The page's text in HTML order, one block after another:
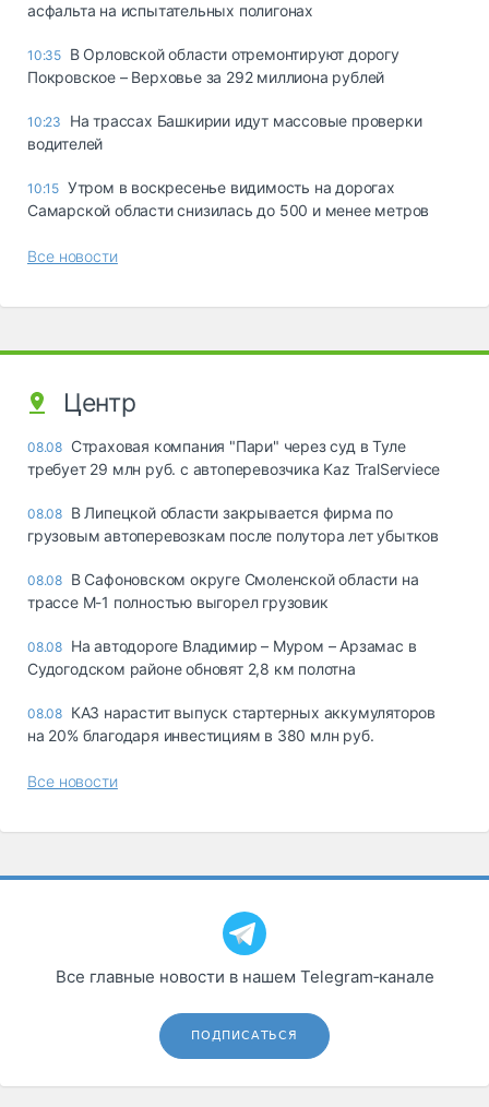
асфальта на испытательных полигонах
10:35 В Орловской области отремонтируют дорогу
Покровское – Верховье за 292 миллиона рублей
10:23
На трассах Башкирии идут массовые проверки
водителей
10:15 Утром в воскресенье видимость на дорогах
Самарской области снизилась до 500 и менее метров
Все новости
Центр
08.08 Страховая компания "Пари" через суд в Туле
требует 29 млн руб. с автоперевозчика Kaz TralServiece
08.08 В Липецкой области закрывается фирма по
грузовым автоперевозкам после полутора лет убытков
08.08 В Сафоновском округе Смоленской области на
трассе М-1 полностью выгорел грузовик
08.08 На автодороге Владимир – Муром – Арзамас в
Судогодском районе обновят 2,8 км полотна
08.08 КАЗ нарастит выпуск стартерных аккумуляторов
на 20% благодаря инвестициям в 380 млн руб.
Все новости
Все главные новости в нашем Telegram‑канале
ПОДПИСАТЬСЯ